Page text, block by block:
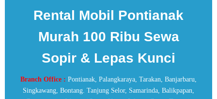
Rental Mobil Pontianak
Murah 100 Ribu Sewa
Sopir & Lepas Kunci
Branch Office : Pontianak, Palangkaraya, Tarakan, Banjarbaru,
Singkawang, Bontang. Tanjung Selor, Samarinda, Balikpapan,